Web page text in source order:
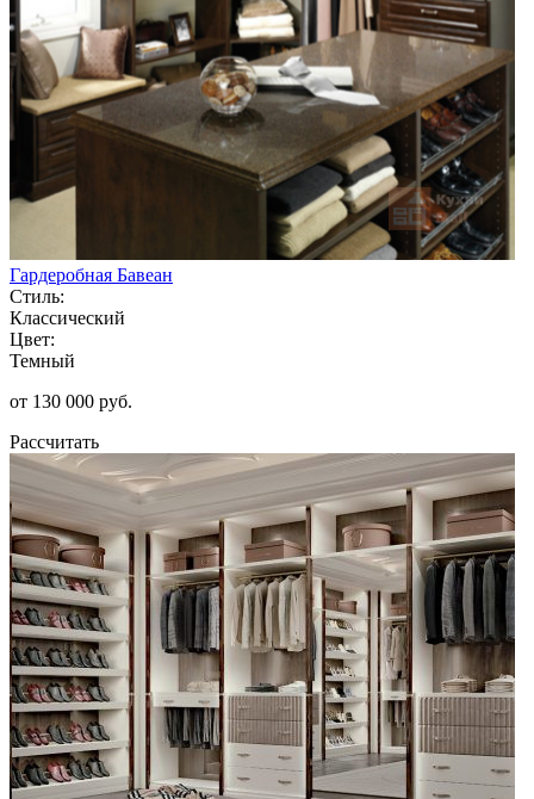
Гардеробная Бавеан
Стиль:
Классический
Цвет:
Темный
от 130 000 руб.
Рассчитать